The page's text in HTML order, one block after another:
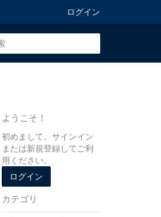
ログイン
ようこそ！
初めまして。サインイン
または新規登録してご利
用ください。
ログイン
カテゴリ